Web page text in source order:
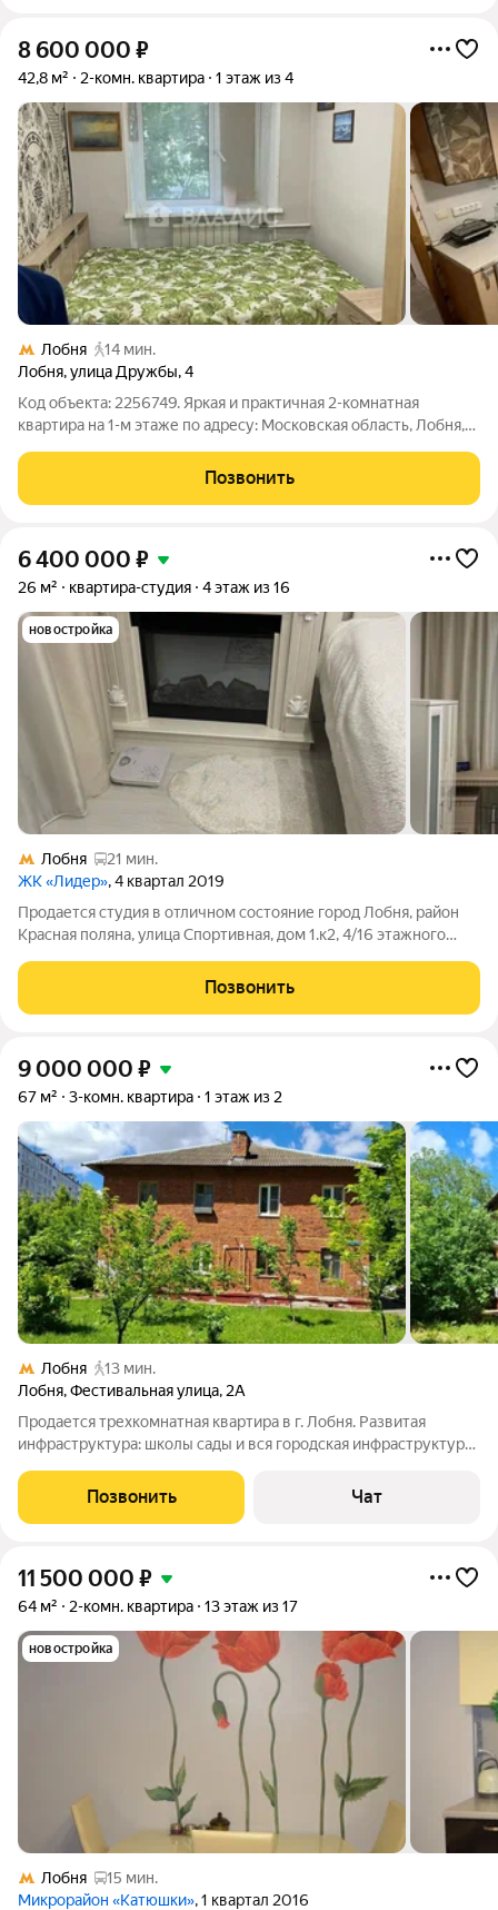
8 600 000 ₽
42,8 м² 2-комн. квартира 1 этаж из 4
Лобня
14 мин.
Лобня,улица Дружбы,4
Код объекта: 2256749. Яркая и практичная 2-комнатная
квартира на 1-м этаже по адресу: Московская область, Лобня,
Изолированные комнаты создают ощущение приватности и
Позвонить
6 400 000 ₽
26 м² квартира-студия 4 этаж из 16
новостройка
Лобня
21 мин.
ЖК «Лидер», 4 квартал 2019
Продается студия в отличном состояние город Лобня, район
Красная поляна, улица Спортивная, дом 1.к2, 4/16 этажного
совмещенный, имеется балкон . Один взрослый собственник.
Позвонить
9 000 000 ₽
67 м² 3-комн. квартира 1 этаж из 2
Лобня
13 мин.
Лобня,Фестивальная улица, 2А
Продается трехкомнатная квартира в г. Лобня. Развитая
инфраструктура: школы сады и вся городская инфраструктура
дома, замена труб канализации и газа. В квартире стоят
пластиковые стеклопакеты на
Позвонить Чат
11 500 000 ₽
64 м² 2-комн. квартира 13 этаж из 17
новостройка
Лобня
15 мин.
Микрорайон «Катюшки», 1 квартал 2016